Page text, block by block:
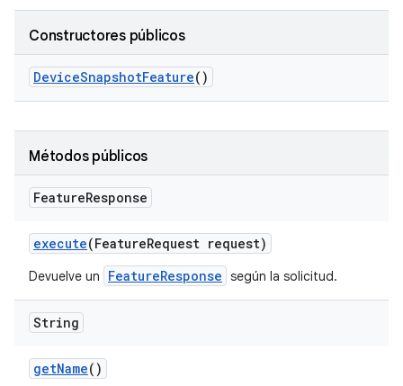
Constructores públicos
DeviceSnapshotFeature()
Métodos públicos
FeatureResponse
execute(FeatureRequest request)
Devuelve un FeatureResponse según la solicitud.
String
getName()